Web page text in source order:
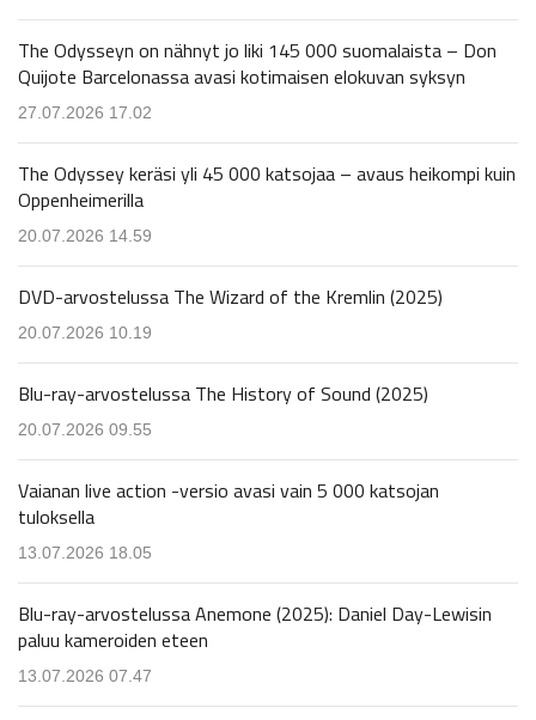
The Odysseyn on nähnyt jo liki 145 000 suomalaista – Don
Quijote Barcelonassa avasi kotimaisen elokuvan syksyn
27.07.2026 17.02
The Odyssey keräsi yli 45 000 katsojaa – avaus heikompi kuin
Oppenheimerilla
20.07.2026 14.59
DVD-arvostelussa The Wizard of the Kremlin (2025)
20.07.2026 10.19
Blu-ray-arvostelussa The History of Sound (2025)
20.07.2026 09.55
Vaianan live action -versio avasi vain 5 000 katsojan
tuloksella
13.07.2026 18.05
Blu-ray-arvostelussa Anemone (2025): Daniel Day-Lewisin
paluu kameroiden eteen
13.07.2026 07.47